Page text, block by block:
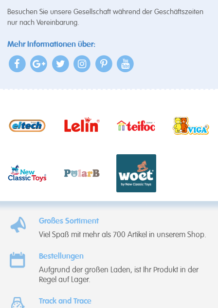
Besuchen Sie unsere Gesellschaft während der Geschäftszeiten
nur nach Vereinbarung.
Mehr Informationen über:
Großes Sortiment
Viel Spaß mit mehr als 700 Artikel in unserem Shop.
Bestellungen
Aufgrund der großen Laden, ist Ihr Produkt in der
Regel auf Lager.
Track and Trace